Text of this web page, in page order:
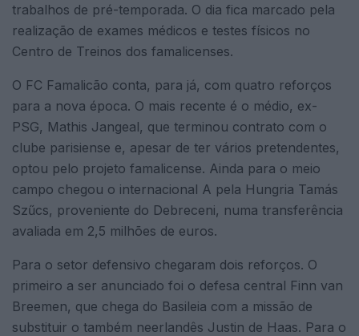
trabalhos de pré-temporada. O dia fica marcado pela
realização de exames médicos e testes físicos no
Centro de Treinos dos famalicenses.
O FC Famalicão conta, para já, com quatro reforços
para a nova época. O mais recente é o médio, ex-
PSG, Mathis Jangeal, que terminou contrato com o
clube parisiense e, apesar de ter vários pretendentes,
optou pelo projeto famalicense. Ainda para o meio
campo chegou o internacional A pela Hungria Tamás
Szűcs, proveniente do Debreceni, numa transferência
avaliada em 2,5 milhões de euros.
Para o setor defensivo chegaram dois reforços. O
primeiro a ser anunciado foi o defesa central Finn van
Breemen, que chega do Basileia com a missão de
substituir o também neerlandês Justin de Haas. Para o